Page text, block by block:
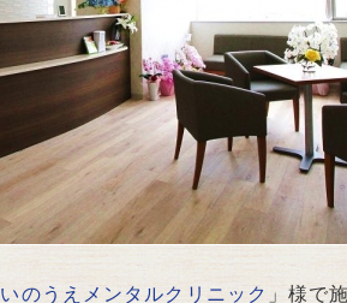
いのうえメンタルクリニック 」様で